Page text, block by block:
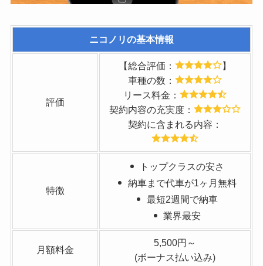
えた場合、
返却時にお金がかか
ることなど、
細かいルールが多
使い方の自由が効か
走行距離制限がある
途中解約ができない
店がデメリットだと
また、メンテナンス
ニコノリの基本情報
評価
【総合評価：
】
車種の数：
リース料金：
契約内容の充実度：
契約に含まれる内容：
特徴
トップクラスの安さ
納車まで代車が1ヶ月無料
最短2週間で納車
業界最安
月額料金
5,500円～
(ボーナス払い込み)